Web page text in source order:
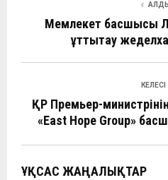
b
o
s
A
p
gr
a
m
Мемлекет басшысы
құттықтау
КЕЛЕСІ
ҚР Премьер-
«East Hope Group»
ҰҚСАС ЖАҢАЛЫҚТАР